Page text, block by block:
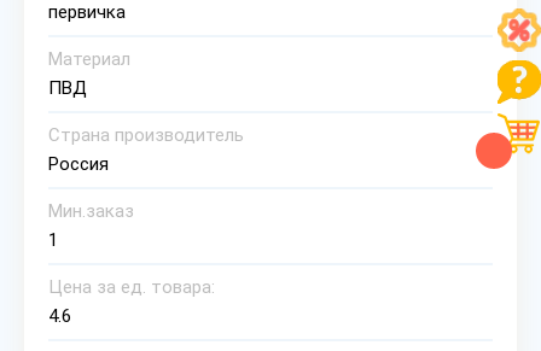
первичка
Материал
ПВД
Страна производитель
Россия
Мин.заказ
1
Цена за ед. товара:
4.6